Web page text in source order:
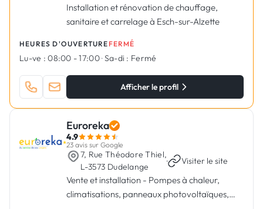
Installation et rénovation de chauffage,
sanitaire et carrelage à Esch-sur-Alzette
HEURES D'OUVERTURE FERMÉ
Lu-ve : 08:00 - 17:00·Sa-di : Fermé
Afficher le profil
Euroreka
4.9
23 avis sur Google
7, Rue Théodore Thiel,
L-3573 Dudelange
· Visiter le site
Vente et installation - Pompes à chaleur,
climatisations, panneaux photovoltaïques,